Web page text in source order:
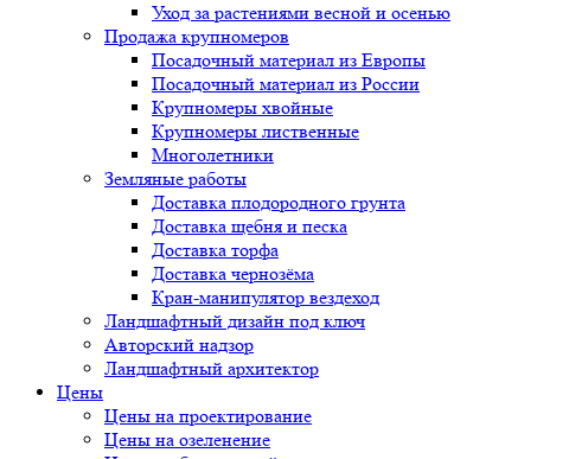
Уход за растениями весной и осенью
Продажа крупномеров
Посадочный материал из Европы
Посадочный материал из России
Крупномеры хвойные
Крупномеры лиственные
Многолетники
Земляные работы
Доставка плодородного грунта
Доставка щебня и песка
Доставка торфа
Доставка чернозёма
Кран-манипулятор вездеход
Ландшафтный дизайн под ключ
Авторский надзор
Ландшафтный архитектор
Цены
Цены на проектирование
Цены на озеленение